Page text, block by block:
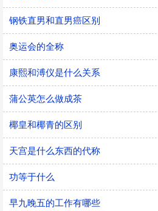
钢铁直男和直男癌区别
奥运会的全称
康熙和溥仪是什么关系
蒲公英怎么做成茶
椰皇和椰青的区别
天宫是什么东西的代称
功等于什么
早九晚五的工作有哪些